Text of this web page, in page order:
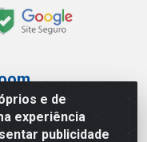
e de
experiência
publicidade
Paulo/SP